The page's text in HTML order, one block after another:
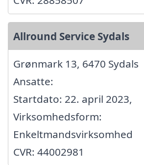
Allround Service Sydals
Grønmark 13, 6470 Sydals
Ansatte:
Startdato: 22. april 2023,
Virksomhedsform:
Enkeltmandsvirksomhed
CVR: 44002981